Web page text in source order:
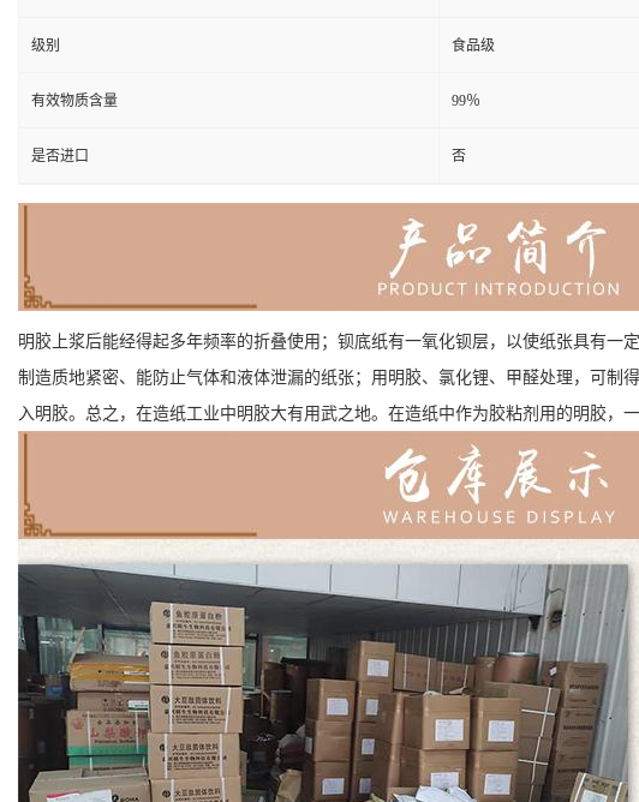
级别 食品级
有效物质含量 99％
是否进口 否
明胶上浆后能经得起多年频率的折叠使用；钡底纸有一氧化钡层，以使纸张具有
制造质地紧密、能防止气体和液体泄漏的纸张；用明胶、氯化锂、甲醛处理，可
入明胶。总之，在造纸工业中明胶大有用武之地。在造纸中作为胶粘剂用的明胶，